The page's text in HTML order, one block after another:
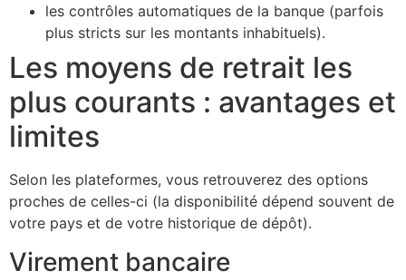
les contrôles automatiques de la banque (parfois
plus stricts sur les montants inhabituels).
Les moyens de retrait les
plus courants : avantages et
limites
Selon les plateformes, vous retrouverez des options
proches de celles-ci (la disponibilité dépend souvent de
votre pays et de votre historique de dépôt).
Virement bancaire